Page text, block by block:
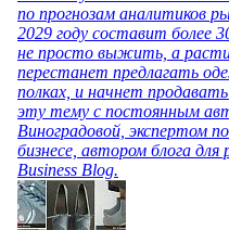
по прогнозам аналитиков
2029 году составит
не просто выжить, а расти
перестанет предлагать
полках, и начнет
эту тему с постоянным
Виноградовой, экспертом
бизнесе, автором блога
Business Blog.